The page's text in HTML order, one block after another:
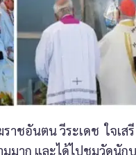
าชอันตน วีระเดช ใจเส
มาก และได้ไปชมวัดนั